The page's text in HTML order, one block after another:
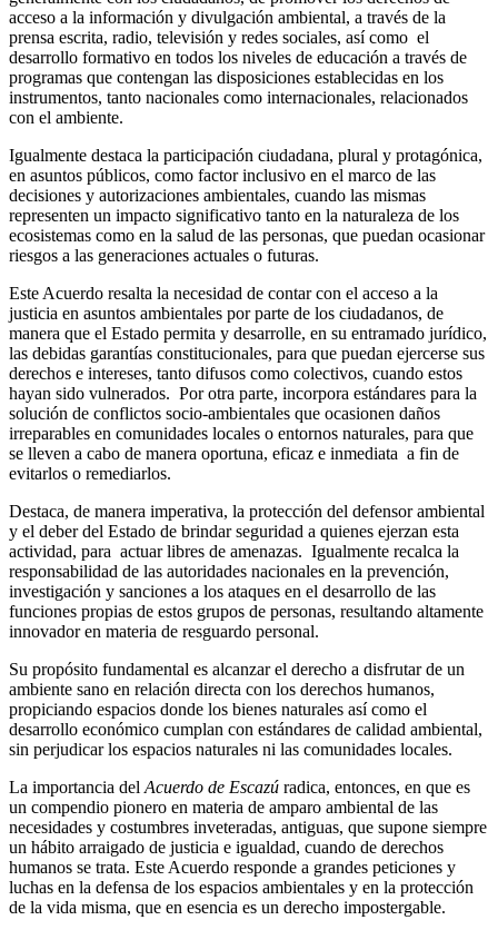
acceso a la información y divulgación ambiental, a través de la
prensa escrita, radio, televisión y redes sociales, así como el
desarrollo formativo en todos los niveles de educación a través de
programas que contengan las disposiciones establecidas en los
instrumentos, tanto nacionales como internacionales, relacionados
con el ambiente.
Igualmente destaca la participación ciudadana, plural y protagónica,
en asuntos públicos, como factor inclusivo en el marco de las
decisiones y autorizaciones ambientales, cuando las mismas
representen un impacto significativo tanto en la naturaleza de los
ecosistemas como en la salud de las personas, que puedan ocasionar
riesgos a las generaciones actuales o futuras.
Este Acuerdo resalta la necesidad de contar con el acceso a la
justicia en asuntos ambientales por parte de los ciudadanos, de
manera que el Estado permita y desarrolle, en su entramado jurídico,
las debidas garantías constitucionales, para que puedan ejercerse sus
derechos e intereses, tanto difusos como colectivos, cuando estos
hayan sido vulnerados. Por otra parte, incorpora estándares para la
solución de conflictos socio-ambientales que ocasionen daños
irreparables en comunidades locales o entornos naturales, para que
se lleven a cabo de manera oportuna, eficaz e inmediata a fin de
evitarlos o remediarlos.
Destaca, de manera imperativa, la protección del defensor ambiental
y el deber del Estado de brindar seguridad a quienes ejerzan esta
actividad, para actuar libres de amenazas. Igualmente recalca la
responsabilidad de las autoridades nacionales en la prevención,
investigación y sanciones a los ataques en el desarrollo de las
funciones propias de estos grupos de personas, resultando altamente
innovador en materia de resguardo personal.
Su propósito fundamental es alcanzar el derecho a disfrutar de un
ambiente sano en relación directa con los derechos humanos,
propiciando espacios donde los bienes naturales así como el
desarrollo económico cumplan con estándares de calidad ambiental,
sin perjudicar los espacios naturales ni las comunidades locales.
La importancia del Acuerdo de Escazú radica, entonces, en que es
un compendio pionero en materia de amparo ambiental de las
necesidades y costumbres inveteradas, antiguas, que supone siempre
un hábito arraigado de justicia e igualdad, cuando de derechos
humanos se trata. Este Acuerdo responde a grandes peticiones y
luchas en la defensa de los espacios ambientales y en la protección
de la vida misma, que en esencia es un derecho impostergable.